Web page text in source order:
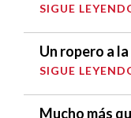
SIGUE
Un ropero a
SIGUE
Mucho más